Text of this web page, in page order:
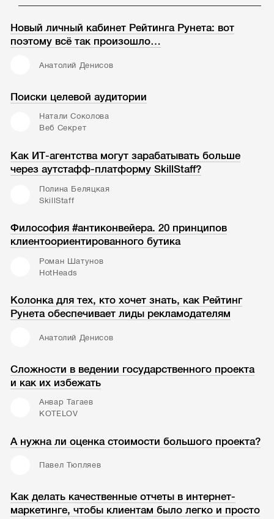
Новый личный кабинет Рейтинга Рунета: вот
поэтому всё так произошло…
Анатолий Денисов
Поиски целевой аудитории
Натали Соколова
Веб Секрет
Как ИТ-агентства могут зарабатывать больше
через аутстафф-платформу SkillStaff?
Полина Беляцкая
SkillStaff
Философия #антиконвейера. 20 принципов
клиентоориентированного бутика
Роман Шатунов
HotHeads
Колонка для тех, кто хочет знать, как Рейтинг
Рунета обеспечивает лиды рекламодателям
Анатолий Денисов
Сложности в ведении государственного проекта
и как их избежать
Анвар Тагаев
KOTELOV
А нужна ли оценка стоимости большого проекта?
Павел Тюпляев
Как делать качественные отчеты в интернет-
маркетинге, чтобы клиентам было легко и просто